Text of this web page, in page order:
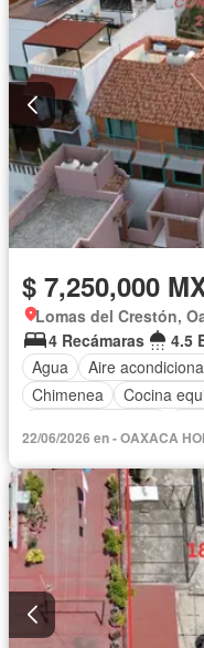
$ 7,250,000
Lomas del Crestón,
4 Recámaras
4.5
Agua
Aire
Chimenea
Cocina
Recámara con closet
Parcialmente amueblado
22/06/2026 en - OAXACA